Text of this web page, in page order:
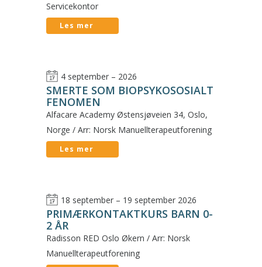
Servicekontor
Les mer
4 september – 2026
SMERTE SOM BIOPSYKOSOSIALT
FENOMEN
Alfacare Academy Østensjøveien 34, Oslo,
Norge / Arr: Norsk Manuellterapeutforening
Les mer
18 september – 19 september 2026
PRIMÆRKONTAKTKURS BARN 0-
2 ÅR
Radisson RED Oslo Økern / Arr: Norsk
Manuellterapeutforening